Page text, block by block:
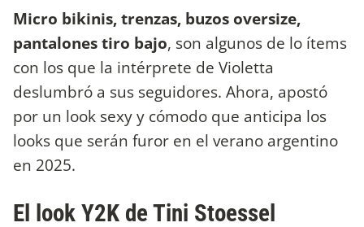
Micro bikinis, trenzas, buzos oversize,
pantalones tiro bajo, son algunos de lo ítems
con los que la intérprete de Violetta
deslumbró a sus seguidores. Ahora, apostó
por un look sexy y cómodo que anticipa los
looks que serán furor en el verano argentino
en 2025.
El look Y2K de Tini Stoessel